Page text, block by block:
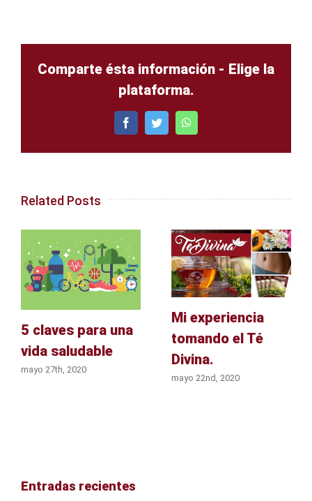
Comparte ésta información - Elige la
plataforma.
FacebookTwitterWhatsApp
Related Posts
5 claves para una
vida saludable
mayo 27th, 2020
Mi experiencia
tomando el Té
Divina.
mayo 22nd, 2020
Entradas recientes